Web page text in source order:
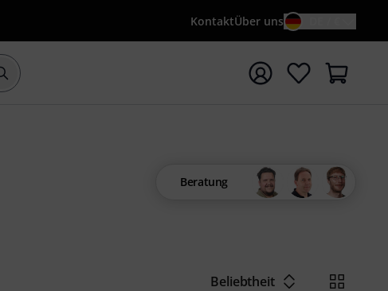
KontaktÜber uns
Suche mit Suchwort {searchTerm} starten
Beratung
Beliebtheit